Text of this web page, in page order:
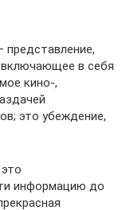
включающее в себя
кино-,
это убеждение,
информацию до